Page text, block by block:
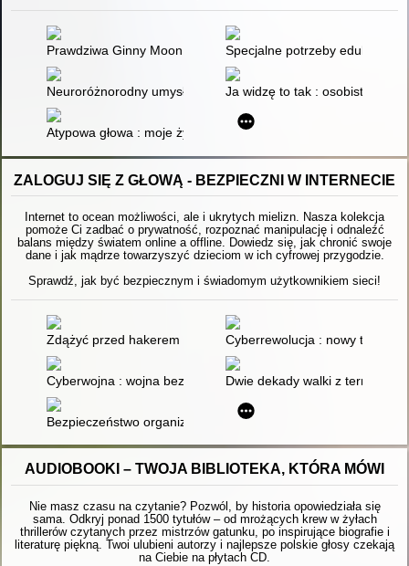
Prawdziwa Ginny Moon Specjalne potrzeby
Neuroróżnorodny umysł : jak odnaleźć siebie po diagnozie
Ja widzę to tak : osobiste
Atypowa głowa : moje życie w spektrum : rozmowy o
ZALOGUJ SIĘ Z GŁOWĄ - BEZPIECZNI W INTERNECIE
Internet to ocean możliwości, ale i ukrytych mielizn. Nasza kolekcja
pomoże Ci zadbać o prywatność, rozpoznać manipulację i odnaleźć
balans między światem online a offline. Dowiedz się, jak chronić swoje
dane i jak mądrze towarzyszyć dzieciom w ich cyfrowej przygodzie.
Sprawdź, jak być bezpiecznym i świadomym użytkownikiem sieci!
Zdążyć przed hakerem : jak przygotować firmę na cyberatak
Cyberrewolucja : nowy
Cyberwojna : wojna bez amunicjiDwie dekady walki z
Bezpieczeństwo organizacji w warunkach gospodarki cyfrowej
AUDIOBOOKI – TWOJA BIBLIOTEKA, KTÓRA MÓWI
Nie masz czasu na czytanie? Pozwól, by historia opowiedziała się
sama. Odkryj ponad 1500 tytułów – od mrożących krew w żyłach
thrillerów czytanych przez mistrzów gatunku, po inspirujące biografie i
literaturę piękną. Twoi ulubieni autorzy i najlepsze polskie głosy czekają
na Ciebie na płytach CD.